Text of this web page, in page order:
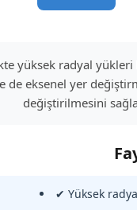
yüksek radyal
eksenel yer
değiştirilmesini
✔ Yüksek